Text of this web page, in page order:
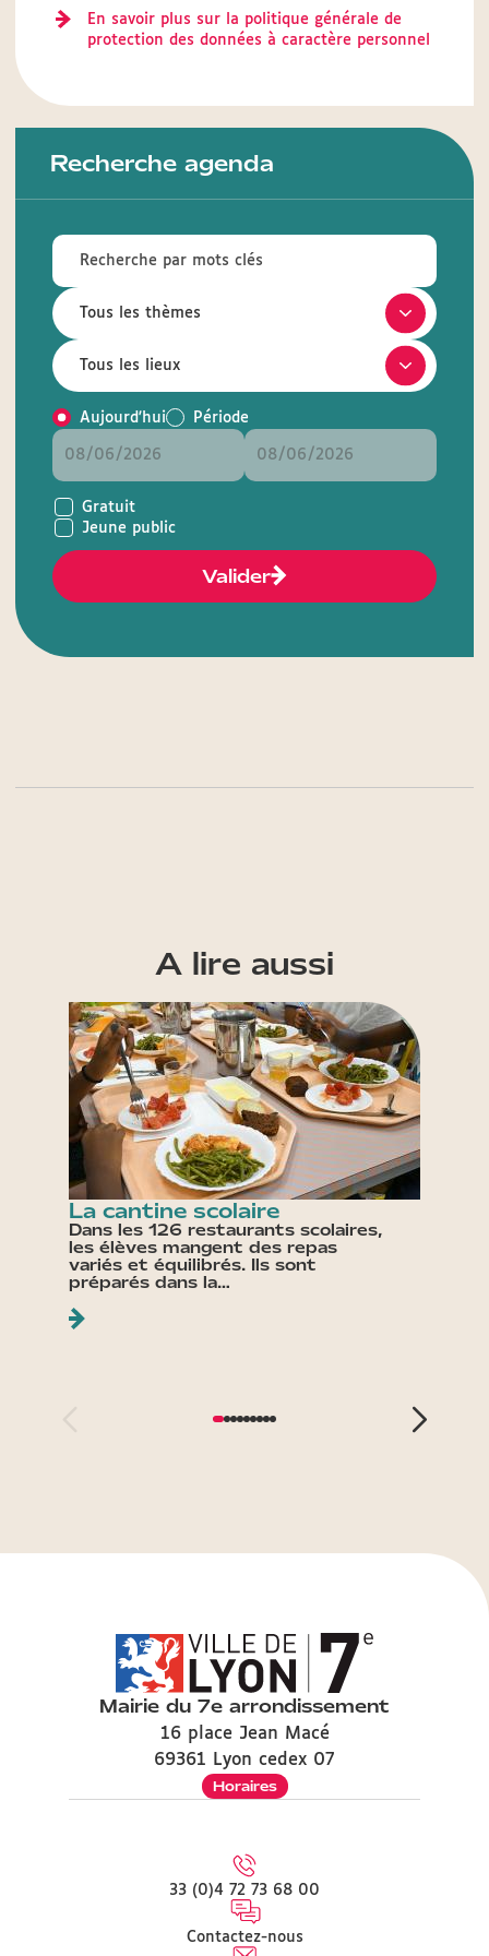
En savoir plus sur la politique générale de
protection des données à caractère personnel
Recherche agenda
Aujourd'hui Période
Gratuit
Jeune public
Valider
A lire aussi
La cantine scolaire
Dans les 126 restaurants scolaires,
les élèves mangent des repas
variés et équilibrés. Ils sont
préparés dans la…
Mairie du 7e arrondissement
16 place Jean Macé
69361 Lyon cedex 07
Horaires
33 (0)4 72 73 68 00
Contactez-nous